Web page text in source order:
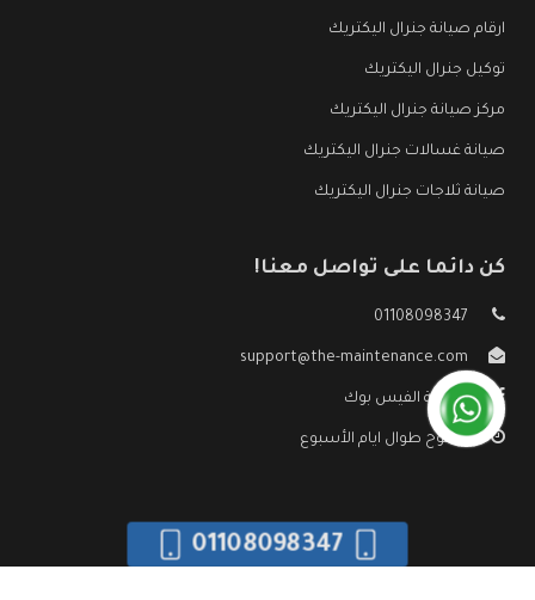
ارقام صيانة جنرال اليكتريك
توكيل جنرال اليكتريك
مركز صيانة جنرال اليكتريك
صيانة غسالات جنرال اليكتريك
صيانة ثلاجات جنرال اليكتريك
كن دائما على تواصل معنا!
01108098347
support@the-maintenance.com
صفحة الفيس بوك
مفتوح طوال ايام الأسبوع
01108098347